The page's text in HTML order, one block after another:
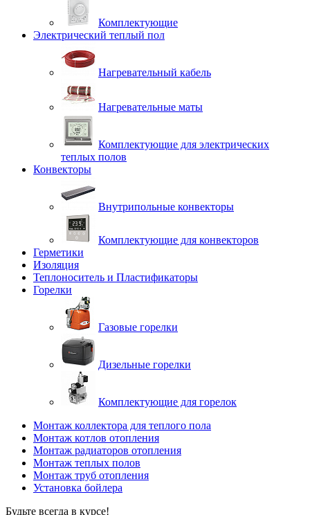
Комплектующие
Электрический теплый пол
Нагревательный кабель
Нагревательные маты
Комплектующие для электрических
теплых полов
Конвекторы
Внутрипольные конвекторы
Комплектующие для конвекторов
Герметики
Изоляция
Теплоноситель и Пластификаторы
Горелки
Газовые горелки
Дизельные горелки
Комплектующие для горелок
Монтаж коллектора для теплого пола
Монтаж котлов отопления
Монтаж радиаторов отопления
Монтаж теплых полов
Монтаж труб отопления
Установка бойлера
Будьте всегда в курсе!